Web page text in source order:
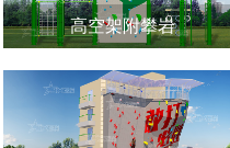
高空架附攀岩